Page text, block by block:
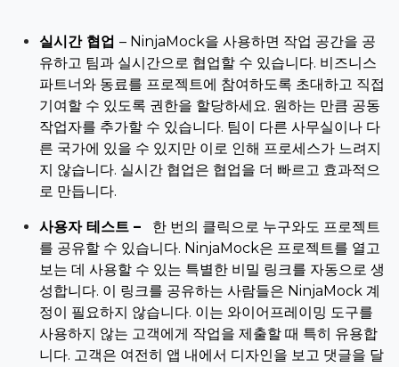
실시간 협업 – NinjaMock을 사용하면 작업 공간을 공
유하고 팀과 실시간으로 협업할 수 있습니다. 비즈니스
파트너와 동료를 프로젝트에 참여하도록 초대하고 직접
기여할 수 있도록 권한을 할당하세요. 원하는 만큼 공동
작업자를 추가할 수 있습니다. 팀이 다른 사무실이나 다
른 국가에 있을 수 있지만 이로 인해 프로세스가 느려지
지 않습니다. 실시간 협업은 협업을 더 빠르고 효과적으
로 만듭니다.
사용자 테스트 –
한 번의 클릭으로 누구와도 프로젝트
를 공유할 수 있습니다. NinjaMock은 프로젝트를 열고
보는 데 사용할 수 있는 특별한 비밀 링크를 자동으로 생
성합니다. 이 링크를 공유하는 사람들은 NinjaMock 계
정이 필요하지 않습니다. 이는 와이어프레이밍 도구를
사용하지 않는 고객에게 작업을 제출할 때 특히 유용합
니다. 고객은 여전히 앱 내에서 디자인을 보고 댓글을 달